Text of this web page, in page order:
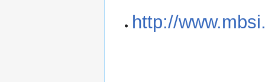
http://